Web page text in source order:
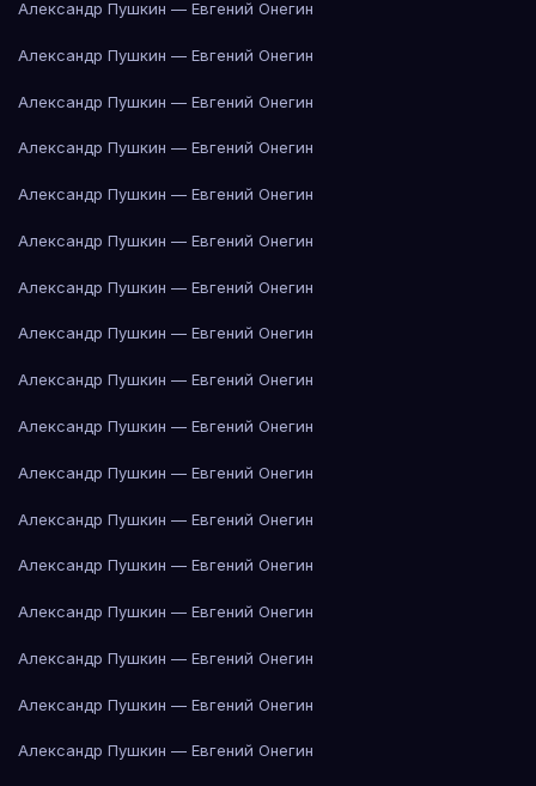
Александр Пушкин — Евгений Онегин
Александр Пушкин — Евгений Онегин
Александр Пушкин — Евгений Онегин
Александр Пушкин — Евгений Онегин
Александр Пушкин — Евгений Онегин
Александр Пушкин — Евгений Онегин
Александр Пушкин — Евгений Онегин
Александр Пушкин — Евгений Онегин
Александр Пушкин — Евгений Онегин
Александр Пушкин — Евгений Онегин
Александр Пушкин — Евгений Онегин
Александр Пушкин — Евгений Онегин
Александр Пушкин — Евгений Онегин
Александр Пушкин — Евгений Онегин
Александр Пушкин — Евгений Онегин
Александр Пушкин — Евгений Онегин
Александр Пушкин — Евгений Онегин